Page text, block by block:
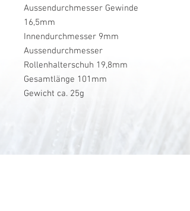
Aussendurchmesser Gewinde
16,5mm
Innendurchmesser 9mm
Aussendurchmesser
Rollenhalterschuh 19,8mm
Gesamtlänge 101mm
Gewicht ca. 25g